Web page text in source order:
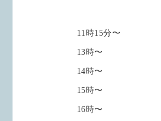
11時15分〜
13時〜
14時〜
15時〜
16時〜